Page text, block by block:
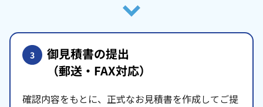
3 御見積書の提出
（郵送・FAX対応）
確認内容をもとに、正式なお見積書を作成してご提